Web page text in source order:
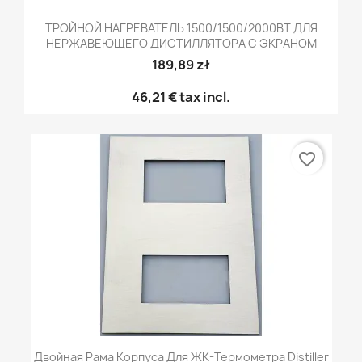
ТРОЙНОЙ НАГРЕВАТЕЛЬ 1500/1500/2000ВТ ДЛЯ
НЕРЖАВЕЮЩЕГО ДИСТИЛЛЯТОРА С ЭКРАНОМ
189,89 zł
46,21 €tax incl.
Двойная Рама Корпуса Для ЖК-Термометра Distiller
favorite_border